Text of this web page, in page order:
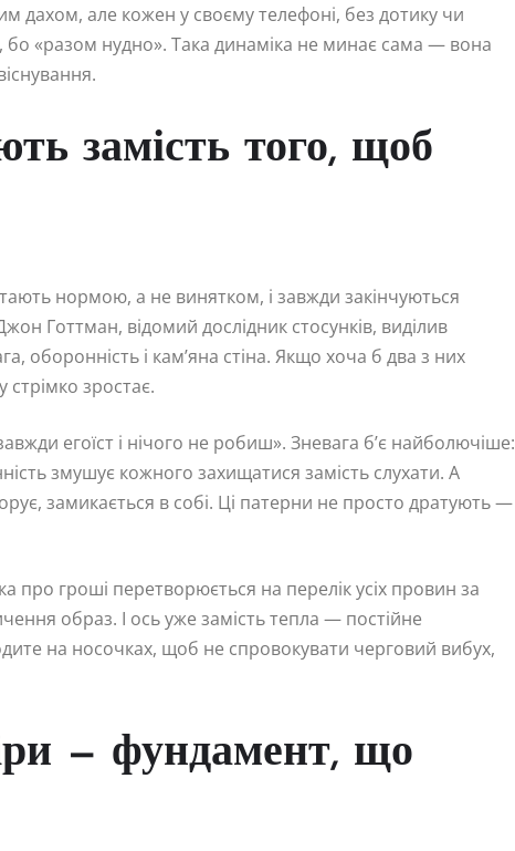
дахом, але кожен у своєму телефоні, без дотику чи
бо «разом нудно». Така динаміка не минає сама — вона
замість того, щоб
нормою, а не винятком, і завжди закінчуються
Готтман, відомий дослідник стосунків, виділив
оборонність і кам’яна стіна. Якщо хоча б два з них
стрімко зростає.
егоїст і нічого не робиш». Зневага б’є найболючіше:
змушує кожного захищатися замість слухати. А
замикається в собі. Ці патерни не просто дратують —
про гроші перетворюється на перелік усіх провин за
образ. І ось уже замість тепла — постійне
на носочках, щоб не спровокувати черговий вибух,
— фундамент, що